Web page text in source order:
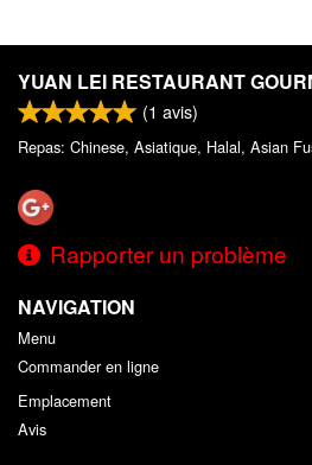
YUAN LEI RESTAURANT
(1 avis)
Repas: Chinese, Asiatique, Halal, Asian
Rapporter un problème
NAVIGATION
Menu
Commander en ligne
Emplacement
Avis